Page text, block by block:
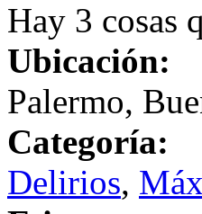
Hay 3 cosas
Ubicación:
Palermo,
Categoría:
Delirios,